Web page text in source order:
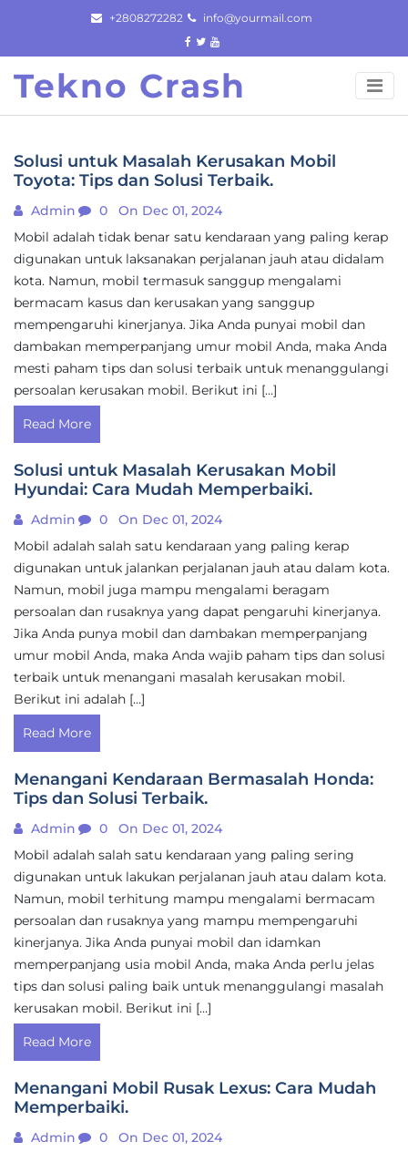
content
+2808272282 info@yourmail.com
Tekno Crash
Solusi untuk Masalah Kerusakan Mobil
Toyota: Tips dan Solusi Terbaik.
Admin 0
On Dec 01, 2024
Mobil adalah tidak benar satu kendaraan yang paling kerap
digunakan untuk laksanakan perjalanan jauh atau didalam
kota. Namun, mobil termasuk sanggup mengalami
bermacam kasus dan kerusakan yang sanggup
mempengaruhi kinerjanya. Jika Anda punyai mobil dan
dambakan memperpanjang umur mobil Anda, maka Anda
mesti paham tips dan solusi terbaik untuk menanggulangi
persoalan kerusakan mobil. Berikut ini […]
Read More
Solusi untuk Masalah Kerusakan Mobil
Hyundai: Cara Mudah Memperbaiki.
Admin 0
On Dec 01, 2024
Mobil adalah salah satu kendaraan yang paling kerap
digunakan untuk jalankan perjalanan jauh atau dalam kota.
Namun, mobil juga mampu mengalami beragam
persoalan dan rusaknya yang dapat pengaruhi kinerjanya.
Jika Anda punya mobil dan dambakan memperpanjang
umur mobil Anda, maka Anda wajib paham tips dan solusi
terbaik untuk menangani masalah kerusakan mobil.
Berikut ini adalah […]
Read More
Menangani Kendaraan Bermasalah Honda:
Tips dan Solusi Terbaik.
Admin 0
On Dec 01, 2024
Mobil adalah salah satu kendaraan yang paling sering
digunakan untuk lakukan perjalanan jauh atau dalam kota.
Namun, mobil terhitung mampu mengalami bermacam
persoalan dan rusaknya yang mampu mempengaruhi
kinerjanya. Jika Anda punyai mobil dan idamkan
memperpanjang usia mobil Anda, maka Anda perlu jelas
tips dan solusi paling baik untuk menanggulangi masalah
kerusakan mobil. Berikut ini […]
Read More
Menangani Mobil Rusak Lexus: Cara Mudah
Memperbaiki.
Admin 0
On Dec 01, 2024